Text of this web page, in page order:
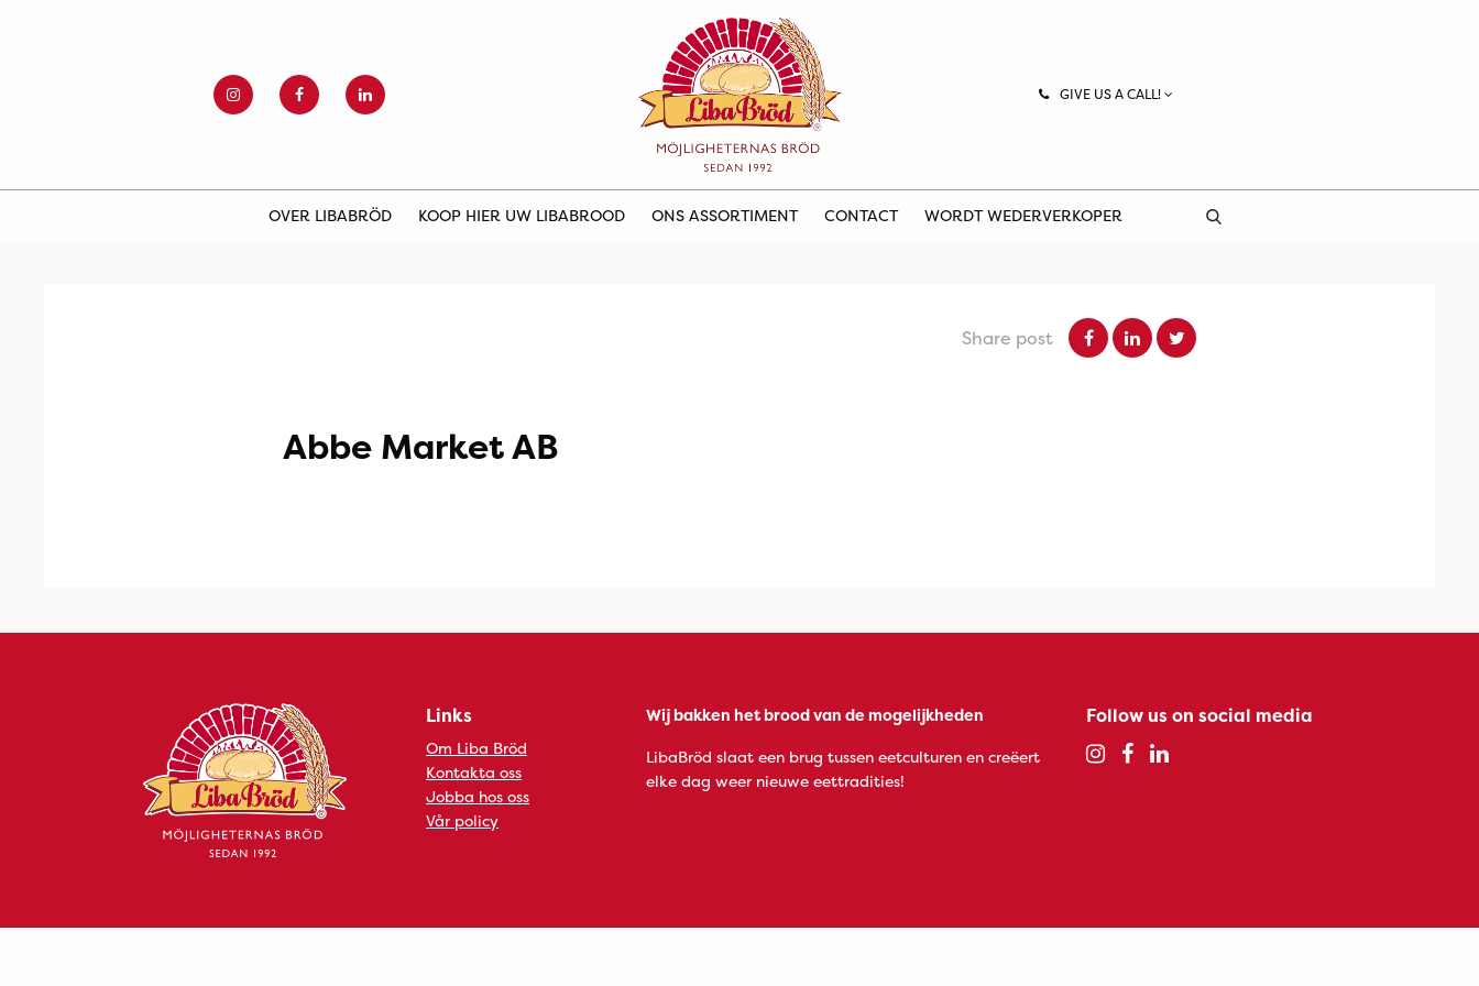
GIVE US A CALL!
OVER LIBABRÖD KOOP HIER UW LIBABROOD ONS ASSORTIMENT CONTACT WORDT WEDERVERKOPER
Share post
Abbe Market AB
Links
Om Liba Bröd
Kontakta oss
Jobba hos oss
Vår policy
Wij bakken het brood van de mogelijkheden
LibaBröd slaat een brug tussen eetculturen en creëert
elke dag weer nieuwe eettradities!
Follow us on social media